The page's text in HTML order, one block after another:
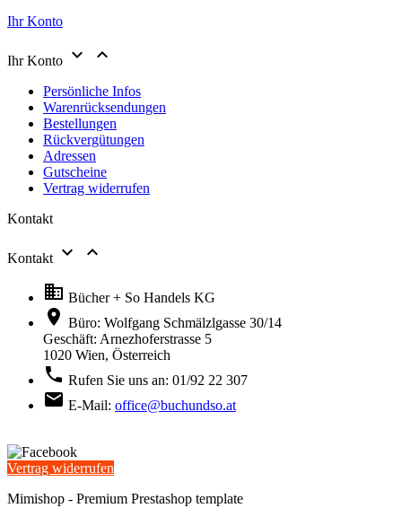
Ihr Konto
Ihr Konto  
Persönliche Infos
Warenrücksendungen
Bestellungen
Rückvergütungen
Adressen
Gutscheine
Vertrag widerrufen
Kontakt
Kontakt 

 Bücher + So Handels KG
 Büro: Wolfgang Schmälzlgasse 30/14
Geschäft: Arnezhoferstrasse 5
1020 Wien, Österreich
 Rufen Sie uns an: 01/92 22 307
 E-Mail: office@buchundso.at
Vertrag widerrufen
Mimishop - Premium Prestashop template